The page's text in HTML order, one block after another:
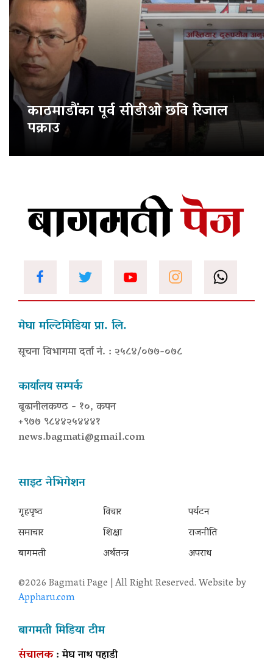
काठमाडौंका पूर्व सीडीओ छवि रिजाल
पक्राउ
मेघा मल्टिमिडिया प्रा. लि.
सूचना विभागमा दर्ता नं. : २५८४/०७७-०७८
कार्यालय सम्पर्क
बूढानीलकण्ठ - १०, कपन
+९७७ ९८४४२५४४४१
news.bagmati@gmail.com
साइट नेभिगेशन
गृहपृष्‍ठ
समाचार
बागमती
विचार
शिक्षा
अर्थतन्त्र
पर्यटन
राजनीति
अपराध
©2026 Bagmati Page | All Right Reserved. Website by
Appharu.com
बागमती मिडिया टीम
संचालक: मेघ नाथ पहाडी